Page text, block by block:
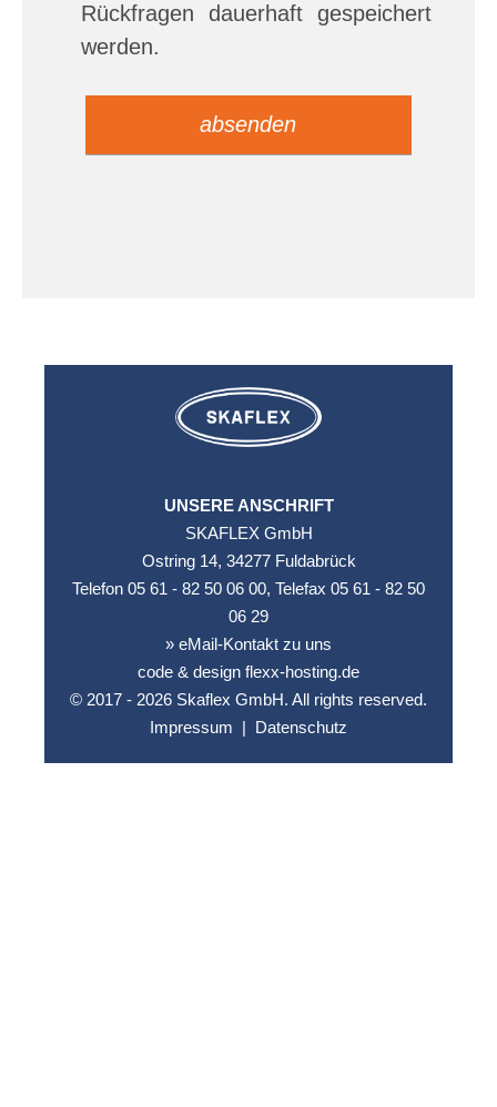
Rückfragen dauerhaft gespeichert
werden.
dieses
dieses
UNSERE ANSCHRIFT
SKAFLEX GmbH
Ostring 14, 34277 Fuldabrück
Telefon 05 61 - 82 50 06 00, Telefax 05 61 - 82 50
06 29
» eMail-Kontakt zu uns
code & design flexx-hosting.de
© 2017 - 2026 Skaflex GmbH. All rights reserved.
Impressum | Datenschutz